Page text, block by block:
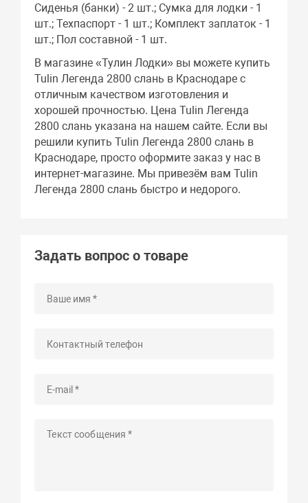
Сиденья (банки) - 2 шт.; Сумка для лодки - 1
шт.; Техпаспорт - 1 шт.; Комплект заплаток - 1
шт.; Пол составной - 1 шт.
В магазине «Тулин Лодки» вы можете купить
Tulin Легенда 2800 слань в Краснодаре с
отличным качеством изготовления и
хорошей прочностью. Цена Tulin Легенда
2800 слань указана на нашем сайте. Если вы
решили купить Tulin Легенда 2800 слань в
Краснодаре, просто оформите заказ у нас в
интернет-магазине. Мы привезём вам Tulin
Легенда 2800 слань быстро и недорого.
Задать вопрос о товаре